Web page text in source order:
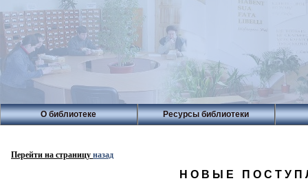
О библиотеке Ресурсы библиотеки
Перейти на страницу назад
НОВЫЕ